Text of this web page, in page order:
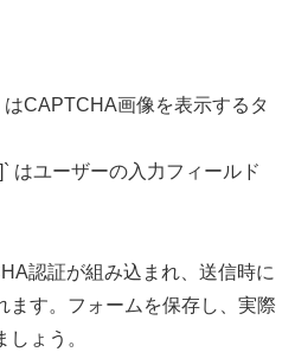
CAPTCHA画像を表示するタ
はユーザーの入力フィールド
認証が組み込まれ、送信時に
ます。フォームを保存し、実際
ょう。